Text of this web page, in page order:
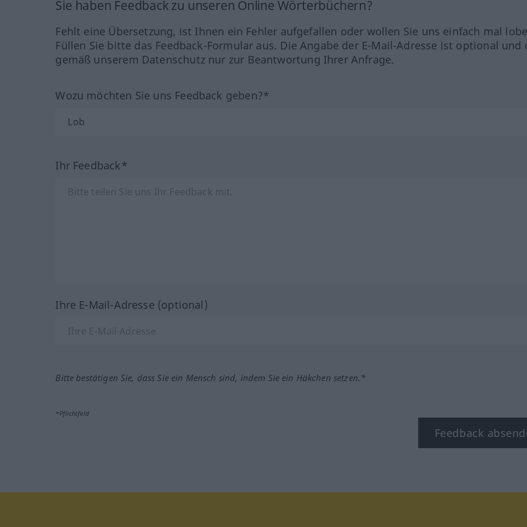
Sie haben Feedback zu unseren Online Wörterbüchern?
Fehlt eine Übersetzung, ist Ihnen ein Fehler aufgefallen oder wollen Sie uns einfach mal
Füllen Sie bitte das Feedback-Formular aus. Die Angabe der E-Mail-Adresse ist optional und
gemäß unserem Datenschutz nur zur Beantwortung Ihrer Anfrage.
Wozu möchten Sie uns Feedback geben?*
Ihr Feedback*
Ihre E-Mail-Adresse (optional)
Bitte bestätigen Sie, dass Sie ein Mensch sind, indem Sie ein Häkchen setzen.*
*Pflichtfeld
Feedback